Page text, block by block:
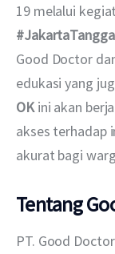
19 melalui
Good Doctor
edukasi yang
OK ini akan
akses terhadap
akurat bagi
Tentang
PT. Good